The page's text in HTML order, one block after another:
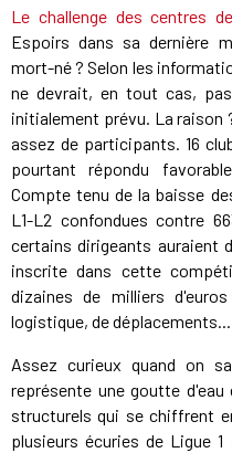
Le challenge des centres
Espoirs dans sa dernière
mort-né ? Selon les
ne devrait, en tout cas,
initialement prévu. La raison
assez de participants. 16
pourtant répondu
Compte tenu de la baisse
L1-L2 confondues contre
certains dirigeants auraient
inscrite dans cette
dizaines de milliers
logistique, de déplacements...
Assez curieux quand on
représente une goutte
structurels qui se chiffrent
plusieurs écuries de Ligue